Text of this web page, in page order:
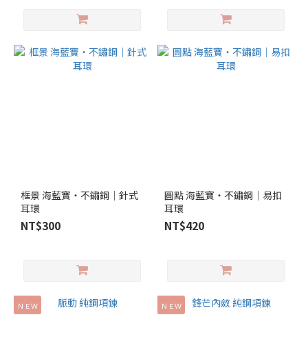
框景 海藍寶‧不鏽鋼｜針式
耳環
NT$300
圓點 海藍寶‧不鏽鋼｜易扣
耳環
NT$420
ＮＥＷ ＮＥＷ